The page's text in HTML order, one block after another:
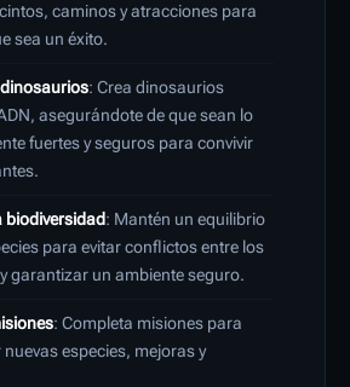
caminos y atracciones para
sea un éxito.
: Crea dinosaurios
asegurándote de que sean lo
fuertes y seguros para convivir
biodiversidad: Mantén un equilibrio
para evitar conflictos entre los
garantizar un ambiente seguro.
: Completa misiones para
especies, mejoras y